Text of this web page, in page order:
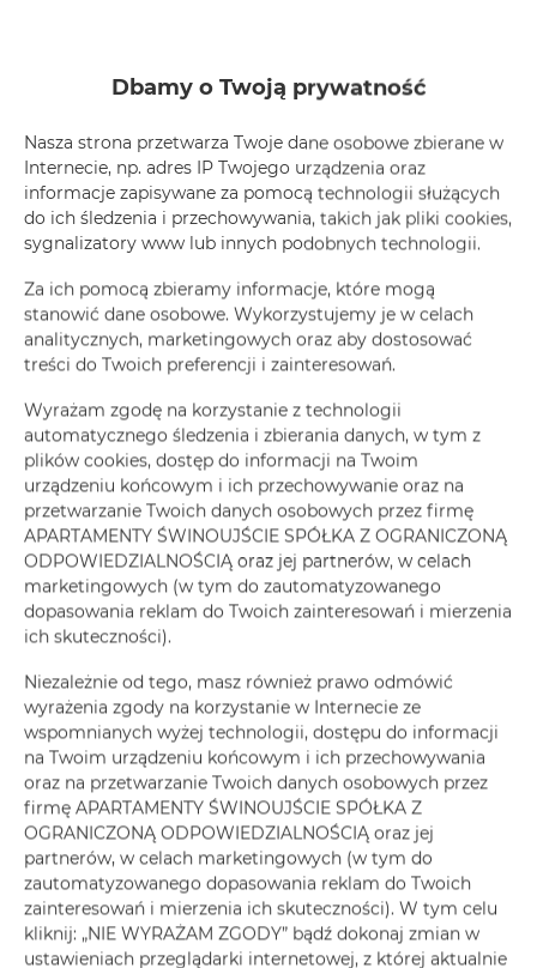
UZNAM,
ŻE BĘDZIESZ NA
PIĘKNEJ WYSPIE
Sprawdź dostępność
Dbamy o Twoją prywatność
Nasza strona przetwarza Twoje dane osobowe zbierane w
Internecie, np. adres IP Twojego urządzenia oraz
informacje zapisywane za pomocą technologii służących
do ich śledzenia i przechowywania, takich jak pliki cookies,
sygnalizatory www lub innych podobnych technologii.
Za ich pomocą zbieramy informacje, które mogą
stanowić dane osobowe. Wykorzystujemy je w celach
analitycznych, marketingowych oraz aby dostosować
treści do Twoich preferencji i zainteresowań.
Wyrażam zgodę na korzystanie z technologii
automatycznego śledzenia i zbierania danych, w tym z
plików cookies, dostęp do informacji na Twoim
urządzeniu końcowym i ich przechowywanie oraz na
przetwarzanie Twoich danych osobowych przez firmę
APARTAMENTY ŚWINOUJŚCIE SPÓŁKA Z OGRANICZONĄ
ODPOWIEDZIALNOŚCIĄ oraz jej partnerów, w celach
marketingowych (w tym do zautomatyzowanego
dopasowania reklam do Twoich zainteresowań i mierzenia
ich skuteczności).
Niezależnie od tego, masz również prawo odmówić
wyrażenia zgody na korzystanie w Internecie ze
wspomnianych wyżej technologii, dostępu do informacji
na Twoim urządzeniu końcowym i ich przechowywania
oraz na przetwarzanie Twoich danych osobowych przez
firmę APARTAMENTY ŚWINOUJŚCIE SPÓŁKA Z
OGRANICZONĄ ODPOWIEDZIALNOŚCIĄ oraz jej
partnerów, w celach marketingowych (w tym do
zautomatyzowanego dopasowania reklam do Twoich
zainteresowań i mierzenia ich skuteczności). W tym celu
kliknij: „NIE WYRAŻAM ZGODY” bądź dokonaj zmian w
ustawieniach przeglądarki internetowej, z której aktualnie